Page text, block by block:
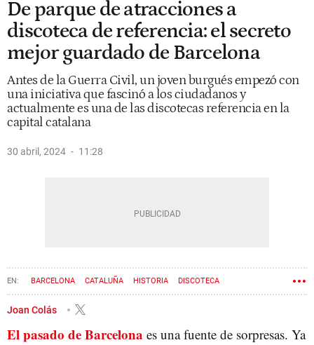
De parque de atracciones a
discoteca de referencia: el secreto
mejor guardado de Barcelona
Antes de la Guerra Civil, un joven burgués empezó con
una iniciativa que fascinó a los ciudadanos y
actualmente es una de las discotecas referencia en la
capital catalana
30 abril, 2024 11:28
BARCELONA CATALUÑA HISTORIA DISCOTECA
Joan Colás
El pasado de Barcelona es una fuente de sorpresas. Ya